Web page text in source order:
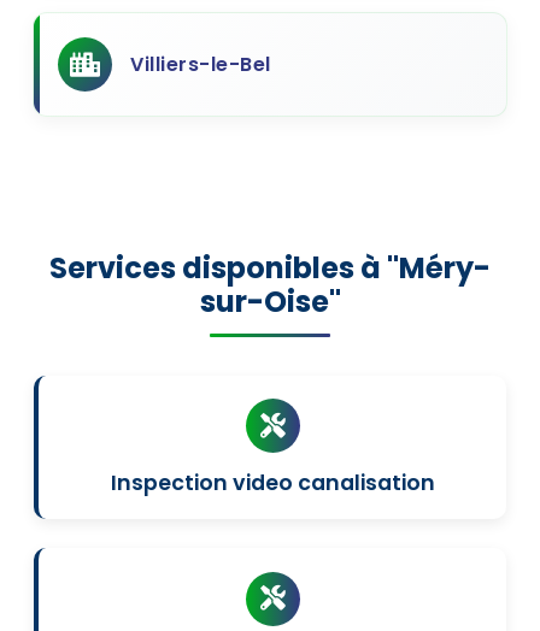
Villiers-le-Bel
Services disponibles à "Méry-
sur-Oise"
Inspection video canalisation